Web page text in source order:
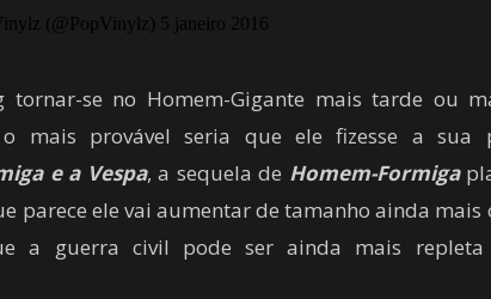
(@PopVinylz) 5 janeiro 2016
tornar-se no Homem-Gigante mais tarde ou
mais provável seria que ele fizesse a sua
e a Vespa, a sequela de Homem-Formiga
parece ele vai aumentar de tamanho ainda mais
a guerra civil pode ser ainda mais